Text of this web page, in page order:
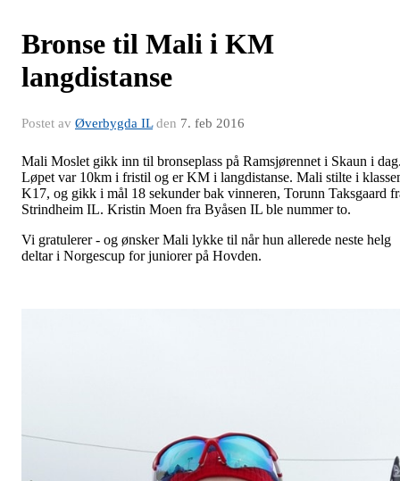
Bronse til Mali i KM
langdistanse
Postet av Øverbygda ILden 7. feb 2016
Mali Moslet gikk inn til bronseplass på Ramsjørennet i Skaun i
Løpet var 10km i fristil og er KM i langdistanse. Mali stilte i
K17, og gikk i mål 18 sekunder bak vinneren, Torunn Taksgaard
Strindheim IL. Kristin Moen fra Byåsen IL ble nummer to.
Vi gratulerer - og ønsker Mali lykke til når hun allerede neste helg
deltar i Norgescup for juniorer på Hovden.